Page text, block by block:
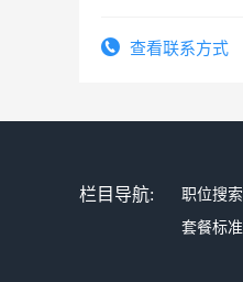
查看联系方式
栏目导航: 职位搜索
套餐标准